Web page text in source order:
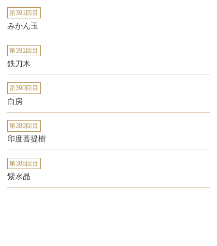
第391回目
みかん玉
第391回目
鉄刀木
第390回目
白房
第389回目
印度菩提樹
第388回目
紫水晶